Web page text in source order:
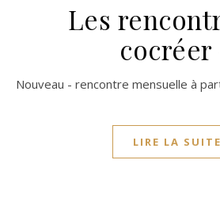
Les
cocréer
Nouveau - rencontre mensuelle à
LIRE LA SUITE